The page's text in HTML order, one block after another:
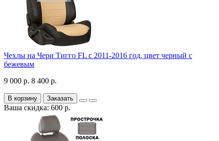
Чехлы на Чери Тигго FL с 2011-2016 год, цвет черный с
бежевым
9 000 р. 8 400 р.
В корзину Заказать
Ваша скидка: 600 р.